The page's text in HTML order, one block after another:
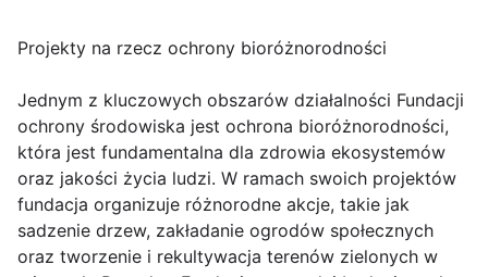
Projekty na rzecz ochrony bioróżnorodności
Jednym z kluczowych obszarów działalności Fundacji
ochrony środowiska jest ochrona bioróżnorodności,
która jest fundamentalna dla zdrowia ekosystemów
oraz jakości życia ludzi. W ramach swoich projektów
fundacja organizuje różnorodne akcje, takie jak
sadzenie drzew, zakładanie ogrodów społecznych
oraz tworzenie i rekultywacja terenów zielonych w